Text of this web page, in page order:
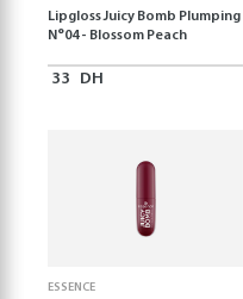
Lipgloss Juicy Bomb Plumping
N°04 - Blossom Peach
33 DH
ESSENCE